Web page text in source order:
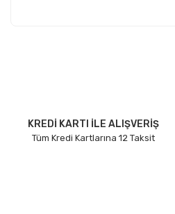
Ürün bilgilerinde hatalar
Ürün fiyatı diğer sitelerden
KREDİ KARTI İLE ALIŞVERİŞ
Tüm Kredi Kartlarına 12 Taksit